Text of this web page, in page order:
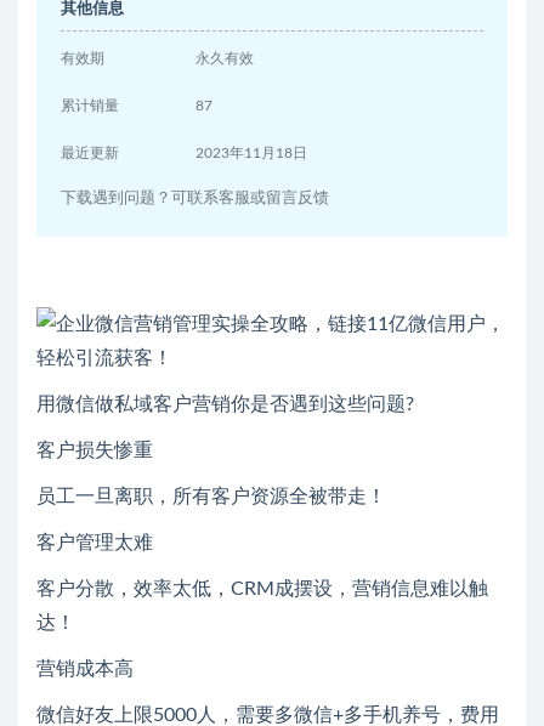
其他信息
有效期 永久有效
累计销量 87
最近更新 2023年11月18日
下载遇到问题？可联系客服或留言反馈
用微信做私域客户营销你是否遇到这些问题?
客户损失惨重
员工一旦离职，所有客户资源全被带走！
客户管理太难
客户分散，效率太低，CRM成摆设，营销信息难以触
达！
营销成本高
微信好友上限5000人，需要多微信+多手机养号，费用